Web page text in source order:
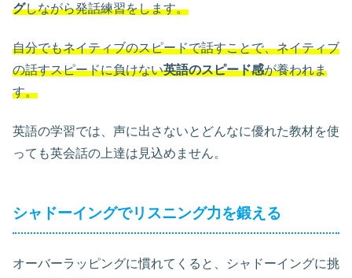
グしながら発話練習をします。
自分でもネイティブのスピードで話すことで、ネイティブ
の話すスピードに負けない英語のスピード感が養われま
す。
英語の学習では、声に出さないとどんなに優れた教材を使
っても英会話の上達は見込めません。
シャドーイングでリスニング力を鍛える
オーバーラッピングに慣れてくると、シャドーイングに挑